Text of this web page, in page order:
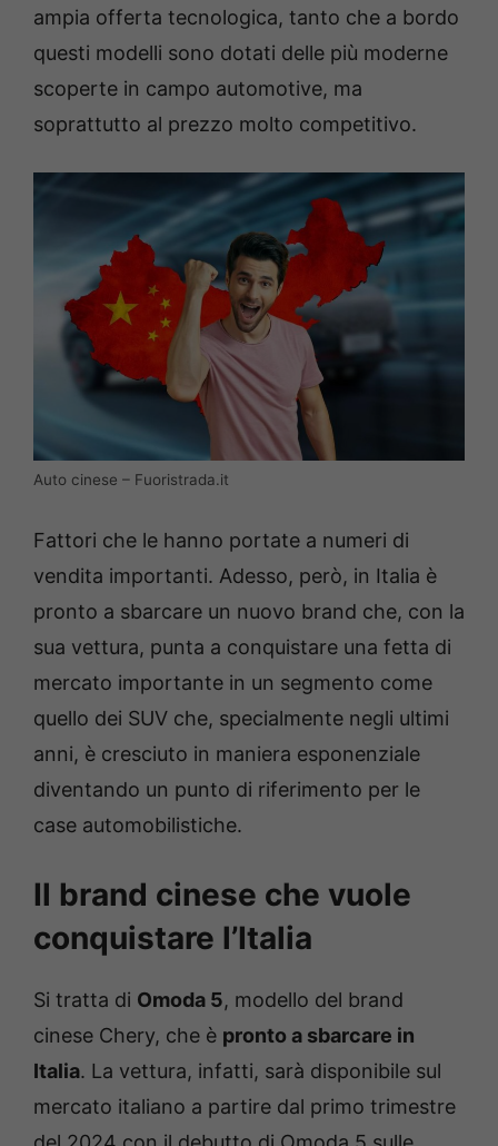
ampia offerta tecnologica, tanto che a bordo
questi modelli sono dotati delle più moderne
scoperte in campo automotive, ma
soprattutto al prezzo molto competitivo.
Auto cinese – Fuoristrada.it
Fattori che le hanno portate a numeri di
vendita importanti. Adesso, però, in Italia è
pronto a sbarcare un nuovo brand che, con la
sua vettura, punta a conquistare una fetta di
mercato importante in un segmento come
quello dei SUV che, specialmente negli ultimi
anni, è cresciuto in maniera esponenziale
diventando un punto di riferimento per le
case automobilistiche.
Il brand cinese che vuole
conquistare l’Italia
Si tratta di Omoda 5, modello del brand
cinese Chery, che è pronto a sbarcare in
Italia. La vettura, infatti, sarà disponibile sul
mercato italiano a partire dal primo trimestre